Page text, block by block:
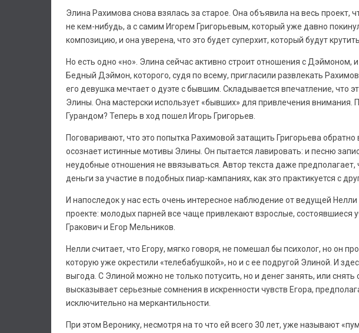
Элина Рахимова снова взялась за старое. Она объявила на весь проект,
не кем-нибудь, а с самим Игорем Григорьевым, который уже давно
композицию, и она уверена, что это будет суперхит, который будут
Но есть одно «но». Элина сейчас активно строит отношения с Дэймоном,
Бедный Дэймон, которого, судя по всему, пригласили развлекать
его девушка мечтает о дуэте с бывшим. Складывается впечатление, что
Элины. Она мастерски использует «бывших» для привлечения внимания.
Гурандом? Теперь в ход пошел Игорь Григорьев.
Поговаривают, что это попытка Рахимовой затащить Григорьева
осознает истинные мотивы Элины. Он пытается лавировать: и песню
неудобные отношения не ввязываться. Автор текста даже предполагает,
деньги за участие в подобных пиар-кампаниях, как это практикуется с
И напоследок у нас есть очень интересное наблюдение от ведущей
проекте: молодых парней все чаще привлекают взрослые, состоявшиеся
Гракович и Егор Мельников.
Нелли считает, что Егору, мягко говоря, не помешал бы психолог, но он
которую уже окрестили «телебабушкой», но и с ее подругой Элиной. И
выгода. С Элиной можно не только потусить, но и денег занять, или
высказывает серьезные сомнения в искренности чувств Егора,
исключительно на меркантильности.
При этом Веронику, несмотря на то что ей всего 30 лет, уже называют